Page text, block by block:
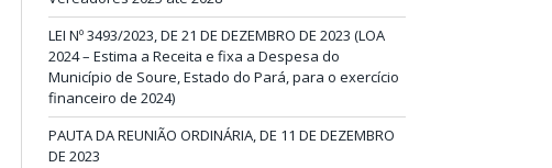
LEI Nº 3493/2023, DE 21 DE DEZEMBRO DE 2023 (LOA
2024 – Estima a Receita e fixa a Despesa do
Município de Soure, Estado do Pará, para o exercício
financeiro de 2024)
PAUTA DA REUNIÃO ORDINÁRIA, DE 11 DE DEZEMBRO
DE 2023